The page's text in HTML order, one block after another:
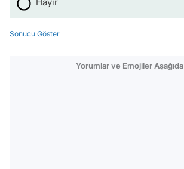
Sonucu Göster
Yorumlar ve Emojiler Aşağıda